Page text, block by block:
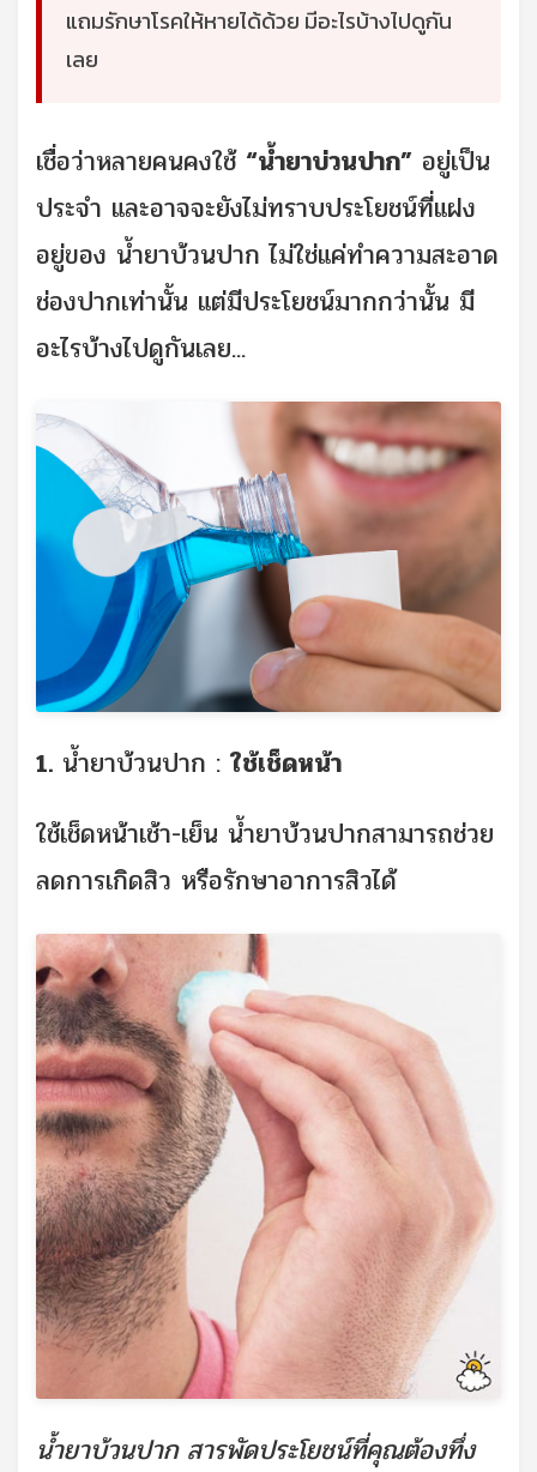
แถมรักษาโรคให้หายได้ด้วย มีอะไรบ้างไปดูกัน
เลย
เชื่อว่าหลายคนคงใช้ “น้ำยาบ่วนปาก” อยู่เป็น
ประจำ และอาจจะยังไม่ทราบประโยชน์ที่แฝง
อยู่ของ น้ำยาบ้วนปาก ไม่ใช่แค่ทำความสะอาด
ช่องปากเท่านั้น แต่มีประโยชน์มากกว่านั้น มี
อะไรบ้างไปดูกันเลย...
1. น้ำยาบ้วนปาก : ใช้เช็ดหน้า
ใช้เช็ดหน้าเช้า-เย็น น้ำยาบ้วนปากสามารถช่วย
ลดการเกิดสิว หรือรักษาอาการสิวได้
น้ำยาบ้วนปาก สารพัดประโยชน์ที่คุณต้องทึ่ง